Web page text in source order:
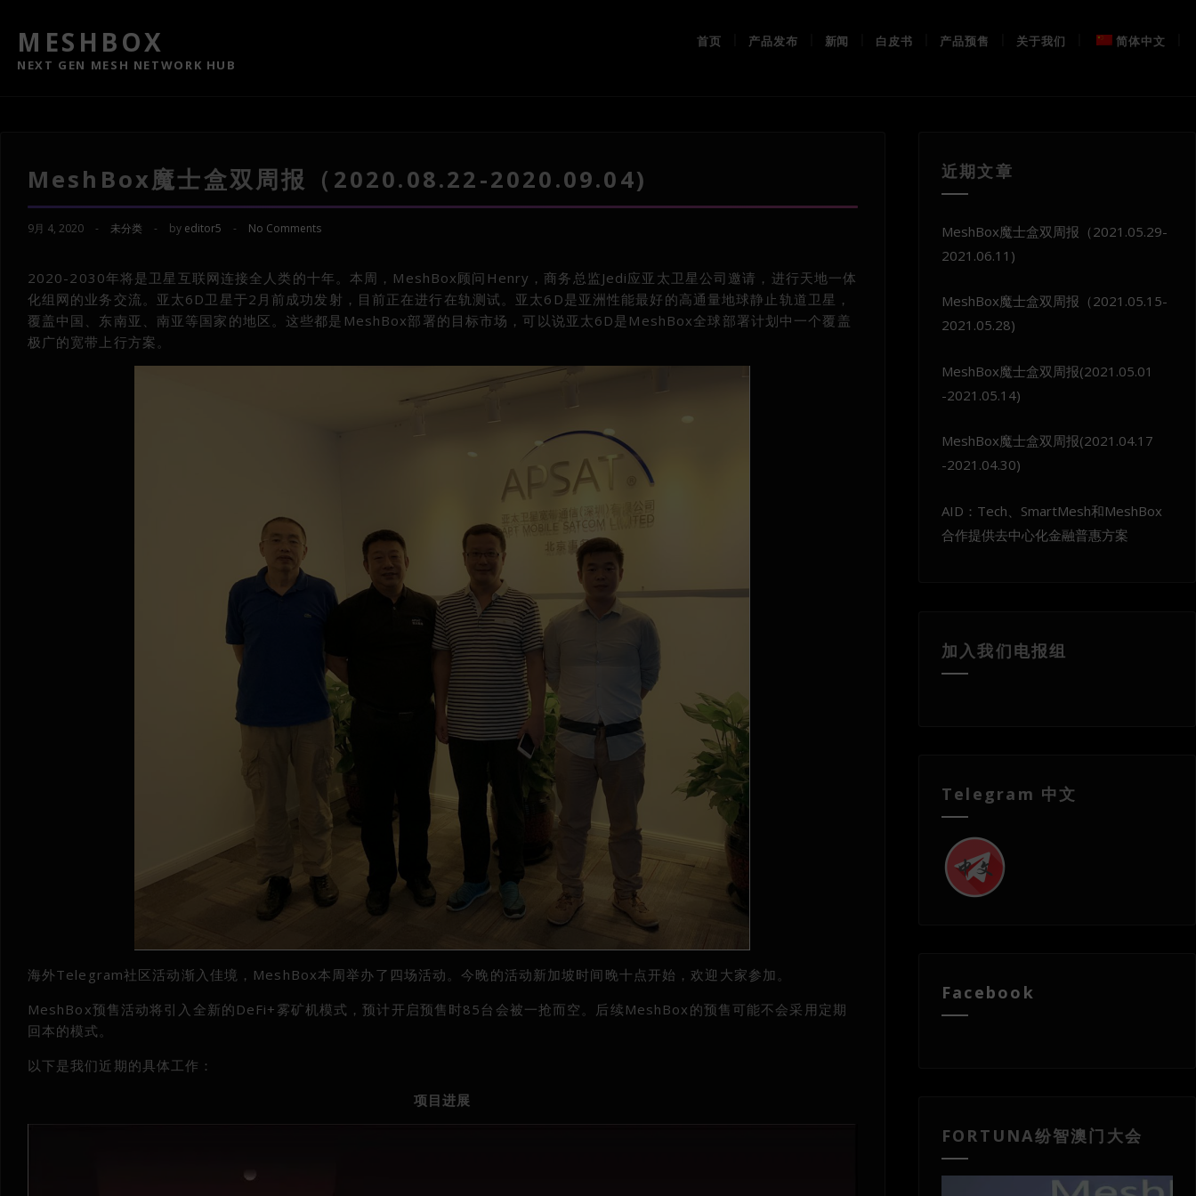
MESHBOX
NEXT GEN MESH NETWORK HUB
首页 产品发布 新闻 白皮书 产品预售 关于我们 简体中文
MeshBox魔士盒双周报（2020.08.22-2020.09.04)
9月 4, 2020 - 未分类 - by editor5 - No Comments
2020-2030年将是卫星互联网连接全人类的十年。本周，MeshBox顾问Henry，商务总监Jedi应亚太卫星公司邀请，进行天地一体
化组网的业务交流。亚太6D卫星于2月前成功发射，目前正在进行在轨测试。亚太6D是亚洲性能最好的高通量地球静止轨道卫星，
覆盖中国、东南亚、南亚等国家的地区。这些都是MeshBox部署的目标市场，可以说亚太6D是MeshBox全球部署计划中一个覆盖
极广的宽带上行方案。
海外Telegram社区活动渐入佳境，MeshBox本周举办了四场活动。今晚的活动新加坡时间晚十点开始，欢迎大家参加。
MeshBox预售活动将引入全新的DeFi+雾矿机模式，预计开启预售时85台会被一抢而空。后续MeshBox的预售可能不会采用定期
回本的模式。
以下是我们近期的具体工作：
项目进展
近期文章
MeshBox魔士盒双周报（2021.05.29-
2021.06.11)
MeshBox魔士盒双周报（2021.05.15-
2021.05.28)
MeshBox魔士盒双周报(2021.05.01
-2021.05.14)
MeshBox魔士盒双周报(2021.04.17
-2021.04.30)
AID：Tech、SmartMesh和MeshBox
合作提供去中心化金融普惠方案
加入我们电报组
Telegram 中文
Facebook
FORTUNA纷智澳门大会